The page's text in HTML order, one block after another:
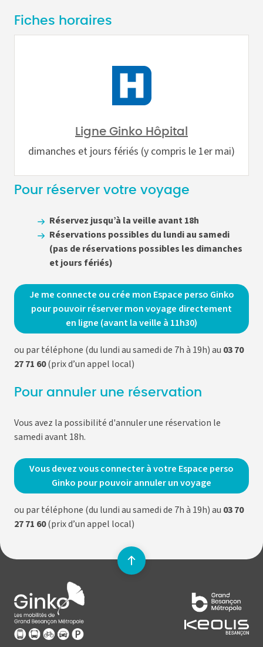
Fiches horaires
Ligne Ginko Hôpital
dimanches et jours fériés (y compris le 1er mai)
Pour réserver votre voyage
Réservez jusqu’à la veille avant 18h
Réservations possibles du lundi au samedi
(pas de réservations possibles les dimanches
et jours fériés)
Je me connecte ou crée mon Espace perso Ginko
pour pouvoir réserver mon voyage directement
en ligne (avant la veille à 11h30)
ou par téléphone (du lundi au samedi de 7h à 19h) au 03 70
27 71 60(prix d’un appel local)
Pour annuler une réservation
Vous avez la possibilité d'annuler une réservation le
samedi avant 18h.
Vous devez vous connecter à votre Espace perso
Ginko pour pouvoir annuler un voyage
ou par téléphone (du lundi au samedi de 7h à 19h) au 03 70
27 71 60(prix d’un appel local)
Remonter
vers